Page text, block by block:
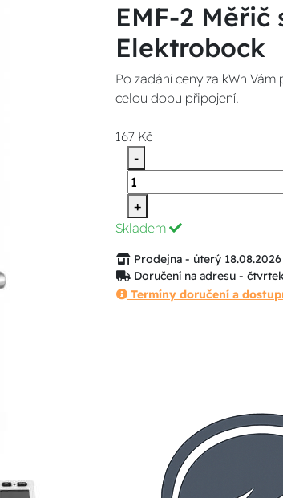
EMF-2
Elektrobock
Po zadání ceny za kWh
celou dobu připojení.
167 Kč
-
+
Skladem
Prodejna - úterý 18.08.2026
Doručení na adresu -
Termíny doručení a